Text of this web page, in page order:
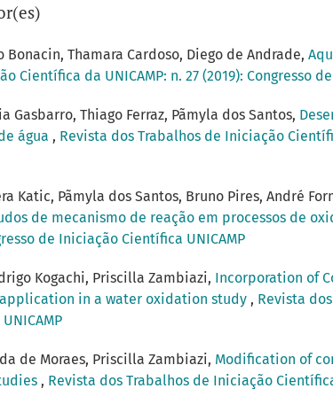
Thamara Cardoso, Diego de Andrade,
Científica da UNICAMP: n. 27 (2019): Congresso
Thiago Ferraz, Pãmyla dos Santos,
água , Revista dos Trabalhos de Iniciação
Katic, Pãmyla dos Santos, Bruno Pires, André
de mecanismo de reação em processos de
de Iniciação Científica UNICAMP
Kogachi, Priscilla Zambiazi, Incorporation of
in a water oxidation study , Revista
de Moraes, Priscilla Zambiazi, Modification of
, Revista dos Trabalhos de Iniciação